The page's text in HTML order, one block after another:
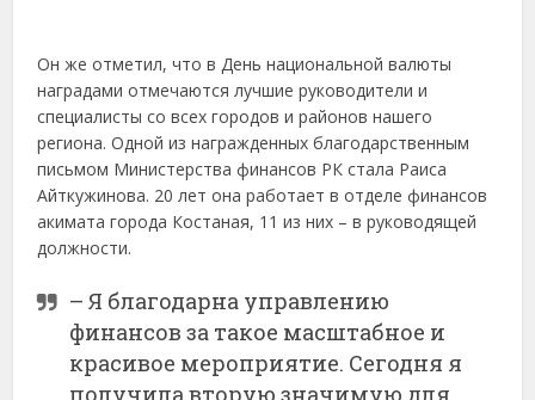
Он же отметил, что в День национальной валюты
наградами отмечаются лучшие руководители и
специалисты со всех городов и районов нашего
региона. Одной из награжденных благодарственным
письмом Министерства финансов РК стала Раиса
Айткужинова. 20 лет она работает в отделе финансов
акимата города Костаная, 11 из них – в руководящей
должности.
– Я благодарна управлению
финансов за такое масштабное и
красивое мероприятие. Сегодня я
получила вторую значимую для